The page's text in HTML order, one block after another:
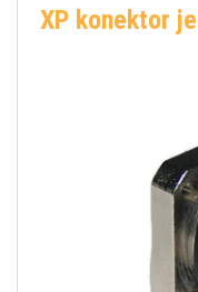
XP konektor